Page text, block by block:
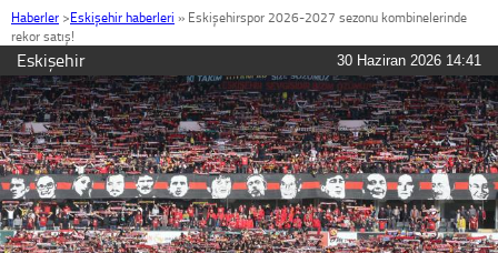
Haberler >Eskişehir haberleri » Eskişehirspor 2026-2027 sezonu kombinelerinde
rekor satış!
Eskişehir 30 Haziran 2026 14:41